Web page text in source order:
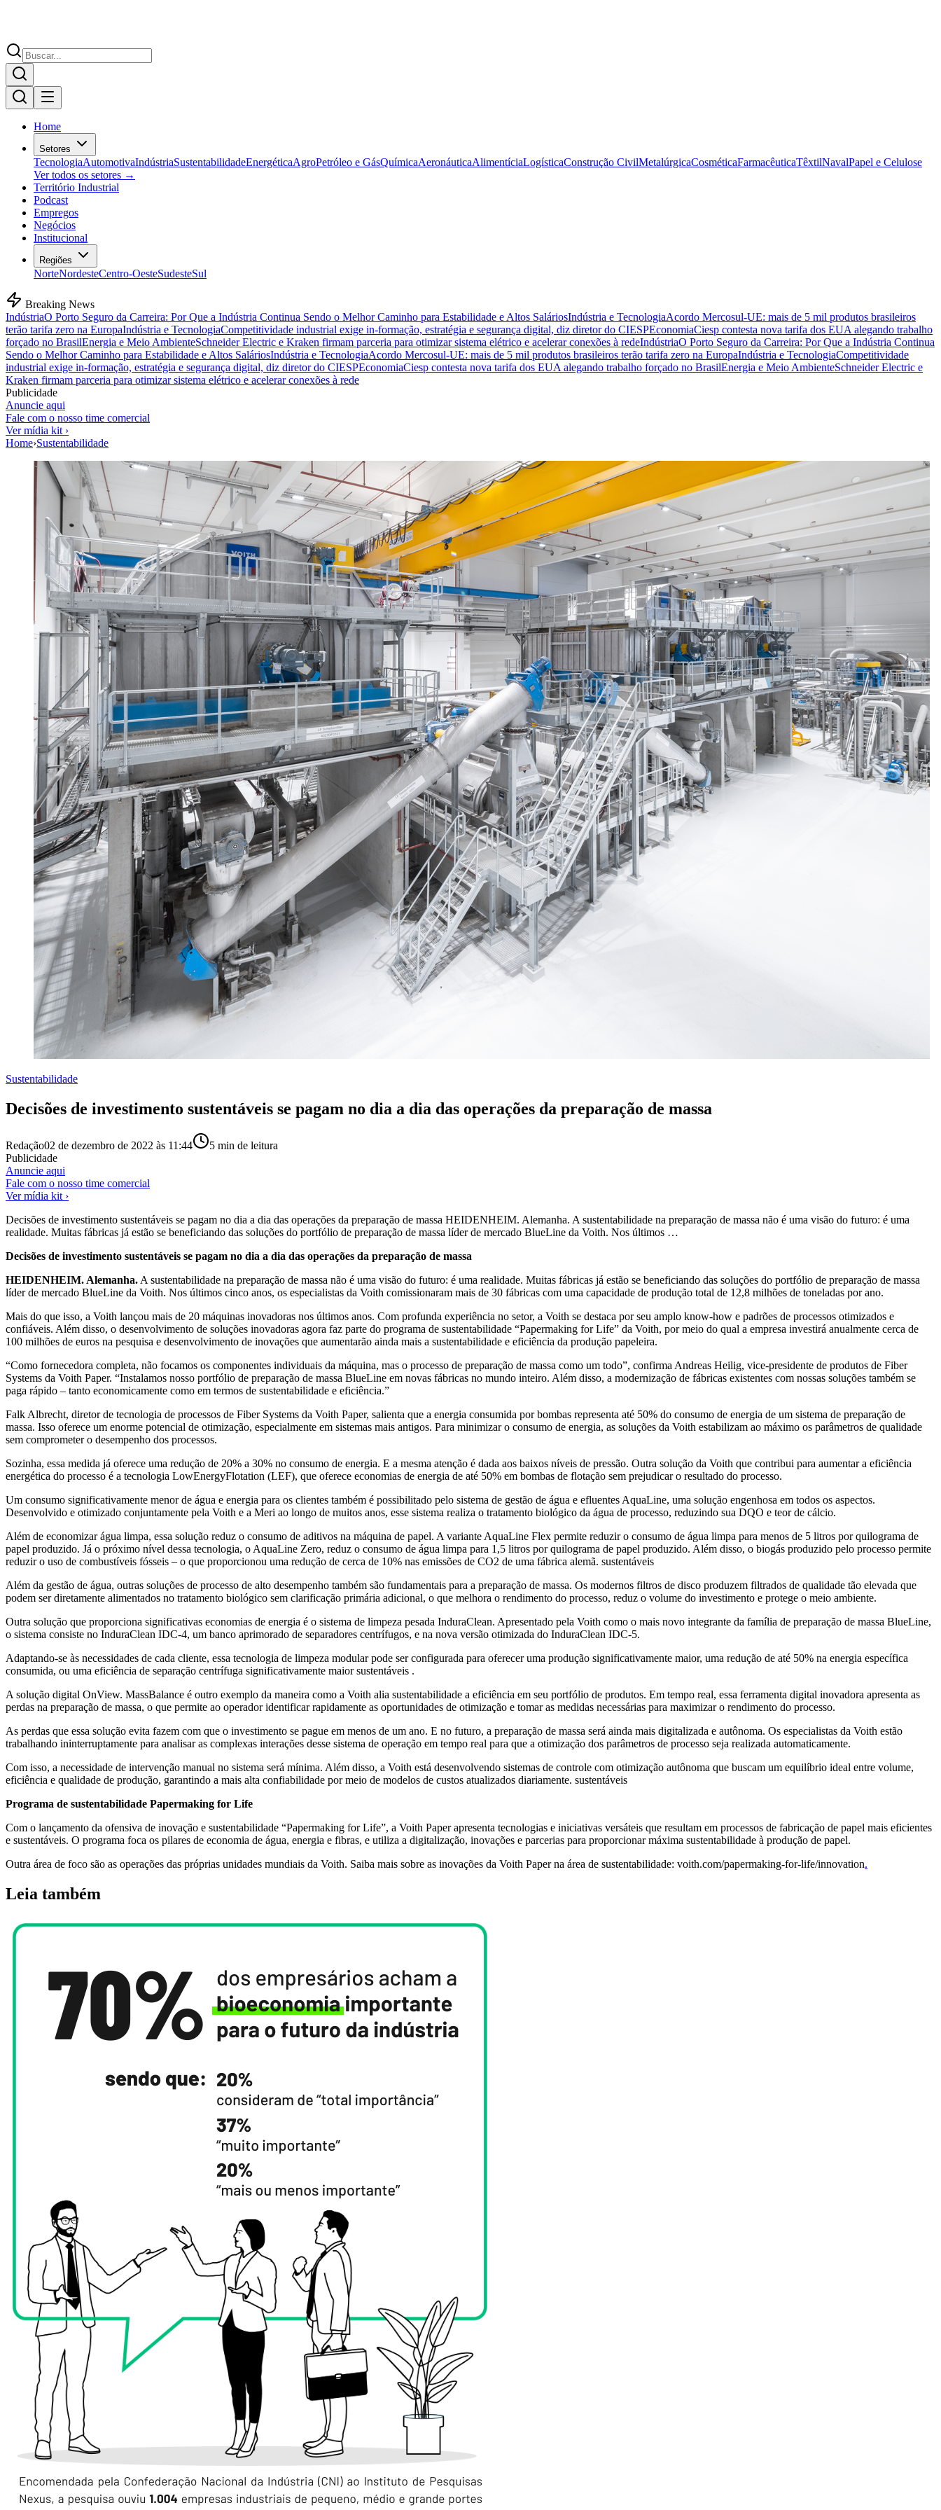
Home
Setores
TecnologiaAutomotivaIndústriaSustentabilidadeEnergéticaAgroPetróleo e GásQuímicaAeronáuticaAlimentíciaLogísticaConstrução CivilMetalúrgicaCosméticaFarmacêuticaTêxtilNavalPapel e Celulose
Ver todos os setores →
Território Industrial
Podcast
Empregos
Negócios
Institucional
Regiões
NorteNordesteCentro-OesteSudesteSul
Breaking News
IndústriaO Porto Seguro da Carreira: Por Que a Indústria Continua Sendo o Melhor Caminho para Estabilidade e Altos SaláriosIndústria e TecnologiaAcordo Mercosul-UE: mais de 5 mil produtos brasileiros
terão tarifa zero na EuropaIndústria e TecnologiaCompetitividade industrial exige in-formação, estratégia e segurança digital, diz diretor do CIESPEconomiaCiesp contesta nova tarifa dos EUA alegando trabalho
forçado no BrasilEnergia e Meio AmbienteSchneider Electric e Kraken firmam parceria para otimizar sistema elétrico e acelerar conexões à redeIndústriaO Porto Seguro da Carreira: Por Que a Indústria Continua
Sendo o Melhor Caminho para Estabilidade e Altos SaláriosIndústria e TecnologiaAcordo Mercosul-UE: mais de 5 mil produtos brasileiros terão tarifa zero na EuropaIndústria e TecnologiaCompetitividade
industrial exige in-formação, estratégia e segurança digital, diz diretor do CIESPEconomiaCiesp contesta nova tarifa dos EUA alegando trabalho forçado no BrasilEnergia e Meio AmbienteSchneider Electric e
Kraken firmam parceria para otimizar sistema elétrico e acelerar conexões à rede
Publicidade
Anuncie aqui
Fale com o nosso time comercial
Ver mídia kit ›
Home›Sustentabilidade
Sustentabilidade
Decisões de investimento sustentáveis se pagam no dia a dia das operações da preparação de massa
Redação02 de dezembro de 2022 às 11:44 5 min de leitura
Publicidade
Anuncie aqui
Fale com o nosso time comercial
Ver mídia kit ›
Decisões de investimento sustentáveis se pagam no dia a dia das operações da preparação de massa HEIDENHEIM. Alemanha. A sustentabilidade na preparação de massa não é uma visão do futuro: é uma
realidade. Muitas fábricas já estão se beneficiando das soluções do portfólio de preparação de massa líder de mercado BlueLine da Voith. Nos últimos …
Decisões de investimento sustentáveis se pagam no dia a dia das operações da preparação de massa
HEIDENHEIM. Alemanha. A sustentabilidade na preparação de massa não é uma visão do futuro: é uma realidade. Muitas fábricas já estão se beneficiando das soluções do portfólio de preparação de massa
líder de mercado BlueLine da Voith. Nos últimos cinco anos, os especialistas da Voith comissionaram mais de 30 fábricas com uma capacidade de produção total de 12,8 milhões de toneladas por ano.
Mais do que isso, a Voith lançou mais de 20 máquinas inovadoras nos últimos anos. Com profunda experiência no setor, a Voith se destaca por seu amplo know-how e padrões de processos otimizados e
confiáveis. Além disso, o desenvolvimento de soluções inovadoras agora faz parte do programa de sustentabilidade “Papermaking for Life” da Voith, por meio do qual a empresa investirá anualmente cerca de
100 milhões de euros na pesquisa e desenvolvimento de inovações que aumentarão ainda mais a sustentabilidade e eficiência da produção papeleira.
“Como fornecedora completa, não focamos os componentes individuais da máquina, mas o processo de preparação de massa como um todo”, confirma Andreas Heilig, vice-presidente de produtos de Fiber
Systems da Voith Paper. “Instalamos nosso portfólio de preparação de massa BlueLine em novas fábricas no mundo inteiro. Além disso, a modernização de fábricas existentes com nossas soluções também se
paga rápido – tanto economicamente como em termos de sustentabilidade e eficiência.”
Falk Albrecht, diretor de tecnologia de processos de Fiber Systems da Voith Paper, salienta que a energia consumida por bombas representa até 50% do consumo de energia de um sistema de preparação de
massa. Isso oferece um enorme potencial de otimização, especialmente em sistemas mais antigos. Para minimizar o consumo de energia, as soluções da Voith estabilizam ao máximo os parâmetros de qualidade
sem comprometer o desempenho dos processos.
Sozinha, essa medida já oferece uma redução de 20% a 30% no consumo de energia. E a mesma atenção é dada aos baixos níveis de pressão. Outra solução da Voith que contribui para aumentar a eficiência
energética do processo é a tecnologia LowEnergyFlotation (LEF), que oferece economias de energia de até 50% em bombas de flotação sem prejudicar o resultado do processo.
Um consumo significativamente menor de água e energia para os clientes também é possibilitado pelo sistema de gestão de água e efluentes AquaLine, uma solução engenhosa em todos os aspectos.
Desenvolvido e otimizado conjuntamente pela Voith e a Meri ao longo de muitos anos, esse sistema realiza o tratamento biológico da água de processo, reduzindo sua DQO e teor de cálcio.
Além de economizar água limpa, essa solução reduz o consumo de aditivos na máquina de papel. A variante AquaLine Flex permite reduzir o consumo de água limpa para menos de 5 litros por quilograma de
papel produzido. Já o próximo nível dessa tecnologia, o AquaLine Zero, reduz o consumo de água limpa para 1,5 litros por quilograma de papel produzido. Além disso, o biogás produzido pelo processo permite
reduzir o uso de combustíveis fósseis – o que proporcionou uma redução de cerca de 10% nas emissões de CO2 de uma fábrica alemã. sustentáveis
Além da gestão de água, outras soluções de processo de alto desempenho também são fundamentais para a preparação de massa. Os modernos filtros de disco produzem filtrados de qualidade tão elevada que
podem ser diretamente alimentados no tratamento biológico sem clarificação primária adicional, o que melhora o rendimento do processo, reduz o volume do investimento e protege o meio ambiente.
Outra solução que proporciona significativas economias de energia é o sistema de limpeza pesada InduraClean. Apresentado pela Voith como o mais novo integrante da família de preparação de massa BlueLine,
o sistema consiste no InduraClean IDC-4, um banco aprimorado de separadores centrífugos, e na nova versão otimizada do InduraClean IDC-5.
Adaptando-se às necessidades de cada cliente, essa tecnologia de limpeza modular pode ser configurada para oferecer uma produção significativamente maior, uma redução de até 50% na energia específica
consumida, ou uma eficiência de separação centrífuga significativamente maior sustentáveis .
A solução digital OnView. MassBalance é outro exemplo da maneira como a Voith alia sustentabilidade a eficiência em seu portfólio de produtos. Em tempo real, essa ferramenta digital inovadora apresenta as
perdas na preparação de massa, o que permite ao operador identificar rapidamente as oportunidades de otimização e tomar as medidas necessárias para maximizar o rendimento do processo.
As perdas que essa solução evita fazem com que o investimento se pague em menos de um ano. E no futuro, a preparação de massa será ainda mais digitalizada e autônoma. Os especialistas da Voith estão
trabalhando ininterruptamente para analisar as complexas interações desse sistema de operação em tempo real para que a otimização dos parâmetros de processo seja realizada automaticamente.
Com isso, a necessidade de intervenção manual no sistema será mínima. Além disso, a Voith está desenvolvendo sistemas de controle com otimização autônoma que buscam um equilíbrio ideal entre volume,
eficiência e qualidade de produção, garantindo a mais alta confiabilidade por meio de modelos de custos atualizados diariamente. sustentáveis
Programa de sustentabilidade Papermaking for Life
Com o lançamento da ofensiva de inovação e sustentabilidade “Papermaking for Life”, a Voith Paper apresenta tecnologias e iniciativas versáteis que resultam em processos de fabricação de papel mais eficientes
e sustentáveis. O programa foca os pilares de economia de água, energia e fibras, e utiliza a digitalização, inovações e parcerias para proporcionar máxima sustentabilidade à produção de papel.
Outra área de foco são as operações das próprias unidades mundiais da Voith. Saiba mais sobre as inovações da Voith Paper na área de sustentabilidade: voith.com/papermaking-for-life/innovation.
Leia também